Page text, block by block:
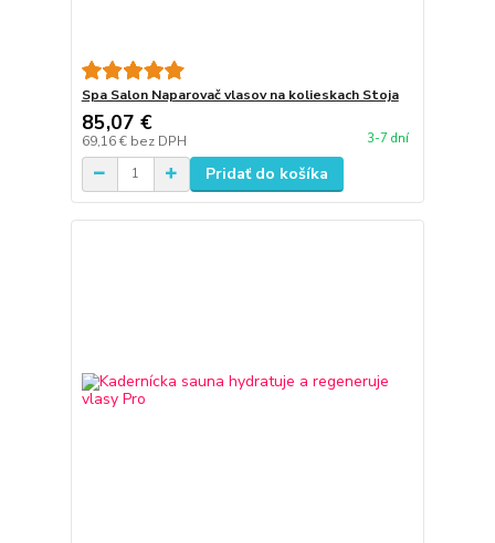
Spa Salon Naparovač vlasov na kolieskach Stoja
85,07 €
69,16 € bez DPH 3-7 dní
Pridať do košíka